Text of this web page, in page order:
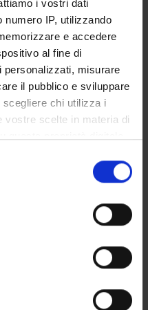
i vostri dati
numero IP, utilizzando
e accedere
al fine di
personalizzati, misurare
il pubblico e sviluppare
chi utilizza i
vostre scelte in materia di
consenso in qualsiasi
cookie o facendo clic
sulla tua posizione
di qualche
scansionandolo